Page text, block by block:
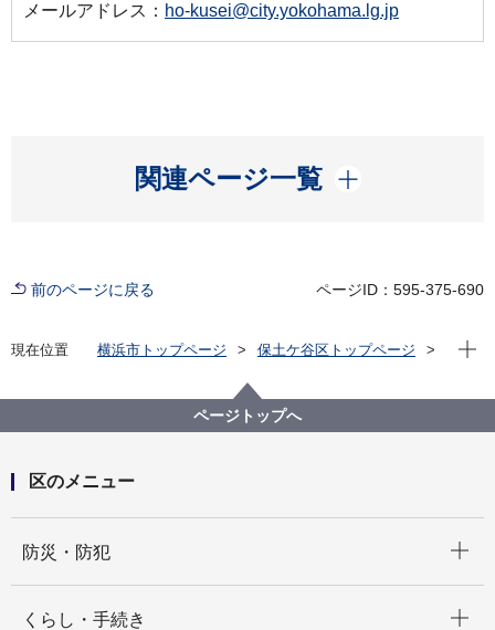
メールアドレス： ho-kusei@city.yokohama.lg.jp
関連ページ一覧
開く
前のページに戻る ページID：595-375-690
現在位置 横浜市トップページ
保土ケ谷区トップページ
令和７年度保土ケ谷区バナー広告募集案内
現在
ページトップへ
区のメニュー
防災・防犯
くらし・手続き